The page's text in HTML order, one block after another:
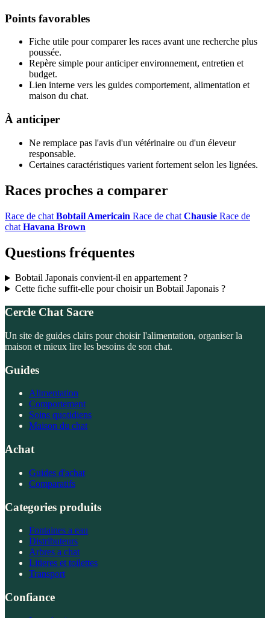
Points favorables
Fiche utile pour comparer les races avant une recherche plus
poussée.
Repère simple pour anticiper environnement, entretien et
budget.
Lien interne vers les guides comportement, alimentation et
maison du chat.
À anticiper
Ne remplace pas l'avis d'un vétérinaire ou d'un éleveur
responsable.
Certaines caractéristiques varient fortement selon les lignées.
Races proches a comparer
Race de chat Bobtail Americain Race de chat Chausie Race de
chat Havana Brown
Questions fréquentes
Bobtail Japonais convient-il en appartement ?
Cette fiche suffit-elle pour choisir un Bobtail Japonais ?
Cercle Chat Sacre
Un site de guides clairs pour choisir l'alimentation, organiser la
maison et mieux lire les besoins de son chat.
Guides
Alimentation
Comportement
Soins quotidiens
Maison du chat
Achat
Guides d'achat
Comparatifs
Categories produits
Fontaines a eau
Distributeurs
Arbres a chat
Litieres et toilettes
Transport
Confiance